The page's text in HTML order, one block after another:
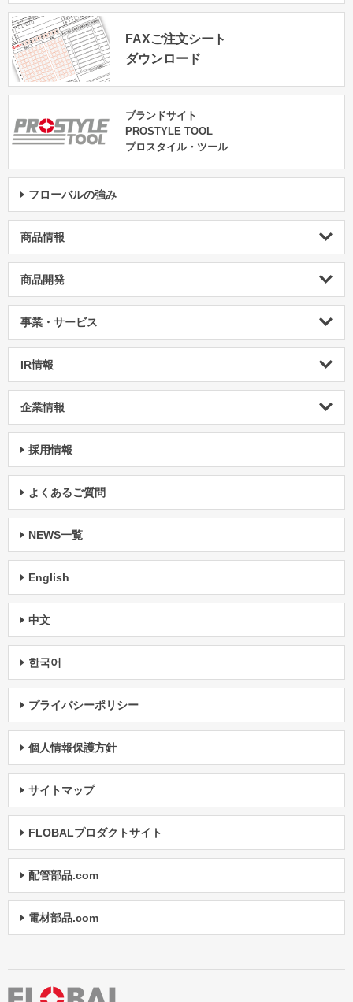
FAXご注文シート
ダウンロード
ブランドサイト
PROSTYLE TOOL
プロスタイル・ツール
フローバルの強み
商品情報
商品開発
事業・サービス
IR情報
企業情報
採用情報
よくあるご質問
NEWS一覧
English
中文
한국어
プライバシーポリシー
個人情報保護方針
サイトマップ
FLOBALプロダクトサイト
配管部品.com
電材部品.com